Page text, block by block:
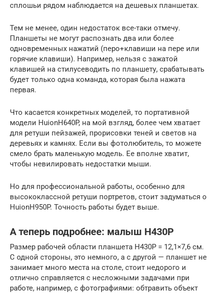
сплошьи рядом наблюдается на дешевых планшетах.
Тем не менее, один недостаток все-таки отмечу.
Планшеты не могут распознать два или более
одновременных нажатий (перо+клавиши на пере или
горячие клавиши). Например, нельзя с зажатой
клавишей на стилусеводить по планшету, срабатывать
будет только одна команда, которая была нажата
первая.
Что касается конкретных моделей, то портативной
модели HuionH640P, на мой взгляд, более чем хватает
для ретуши пейзажей, прорисовки теней и светов на
деревьях и камнях. Если вы фотолюбитель, то можете
смело брать маленькую модель. Ее вполне хватит,
чтобы невилировать недостатки мыши.
Но для профессиональной работы, особенно для
высококлассной ретуши портретов, стоит задуматься о
HuionH950P. Точность работы будет выше.
А теперь подробнее: малыш H430P
Размер рабочей области планшета H430P = 12,1×7,6 см.
С одной стороны, это немного, а с другой — планшет не
занимает много места на столе, стоит недорого и
отлично справляется с несложными задачами при
работе, например, с фотографиями: обтравить объект